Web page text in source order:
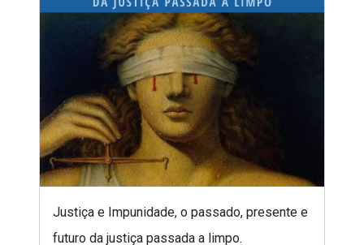
Justiça e Impunidade, o passado, presente e
futuro da justiça passada a limpo.